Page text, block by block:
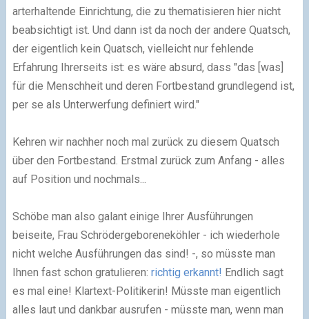
arterhaltende Einrichtung, die zu thematisieren hier nicht
beabsichtigt ist. Und dann ist da noch der andere Quatsch,
der eigentlich kein Quatsch, vielleicht nur fehlende
Erfahrung Ihrerseits ist: es wäre absurd, dass "das [was]
für die Menschheit und deren Fortbestand grundlegend ist,
per se als Unterwerfung definiert wird."
Kehren wir nachher noch mal zurück zu diesem Quatsch
über den Fortbestand. Erstmal zurück zum Anfang - alles
auf Position und nochmals...
Schöbe man also galant einige Ihrer Ausführungen
beiseite, Frau Schrödergeboreneköhler - ich wiederhole
nicht welche Ausführungen das sind! -, so müsste man
Ihnen fast schon gratulieren: richtig erkannt! Endlich sagt
es mal eine! Klartext-Politikerin! Müsste man eigentlich
alles laut und dankbar ausrufen - müsste man, wenn man